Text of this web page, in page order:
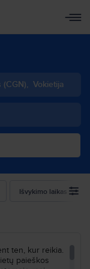
(CGN), Vokietija
Išvykimo laikas
ten, kur reikia.
paieškos